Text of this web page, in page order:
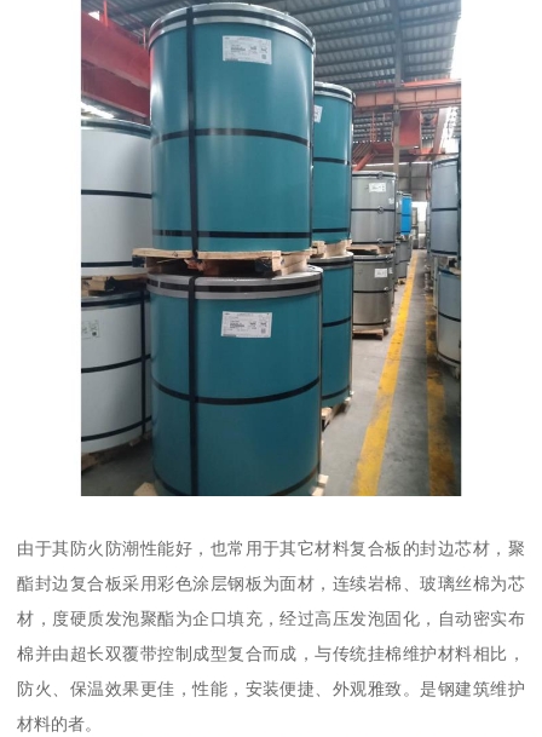
由于其防火防潮性能好，也常用于其它材料复合板的封边芯材，聚
酯封边复合板采用彩色涂层钢板为面材，连续岩棉、玻璃丝棉为芯
材，度硬质发泡聚酯为企口填充，经过高压发泡固化，自动密实布
棉并由超长双覆带控制成型复合而成，与传统挂棉维护材料相比，
防火、保温效果更佳，性能，安装便捷、外观雅致。是钢建筑维护
材料的者。